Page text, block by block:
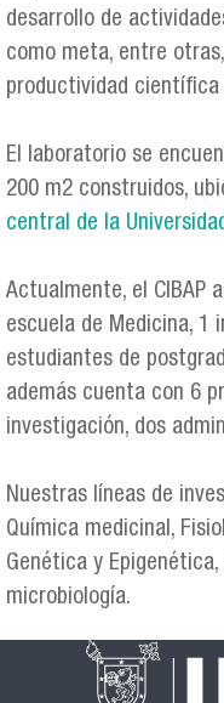
desarrollo de
como meta, entre
productividad científica
El laboratorio se
200 m2 construidos,
central de la
Actualmente, el CIBAP
escuela de Medicina, 1
estudiantes de
además cuenta con 6
investigación, dos
Nuestras líneas de
Química medicinal,
Genética y
microbiología.